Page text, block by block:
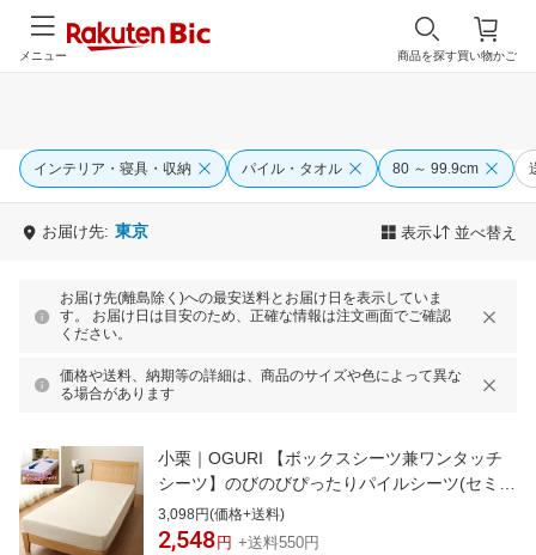
買い物かご
商品を探す
メニュー
インテリア・寝具・収納 パイル・タオル 80 ～ 99.9cm
お届け先: 東京 表示 並べ替え
お届け先(離島除く)への最安送料とお届け日を表示していま
す。 お届け日は目安のため、正確な情報は注文画面でご確認
ください。
価格や送料、納期等の詳細は、商品のサイズや色によって異な
る場合があります
小栗｜OGURI 【ボックスシーツ兼ワンタッチ
シーツ】のびのびぴったりパイルシーツ(セミシ
ングル/シングルサイズ兼用/アイボリー)
3,098円(価格+送料)
2,548 円 +送料550円